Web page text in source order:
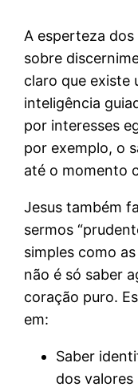
A esperteza
sobre
claro que existe
inteligência
por interesses
por exemplo, o
até o momento
Jesus também
sermos
simples como
não é só saber
coração puro.
em:
Saber
dos valores